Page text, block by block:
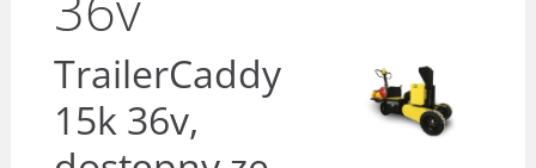
TrailerCaddy
15k 36v,